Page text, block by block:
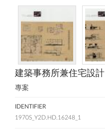
建築事務所兼住宅設計
專案
IDENTIFIER
1970S_Y2D.HD.16248_1